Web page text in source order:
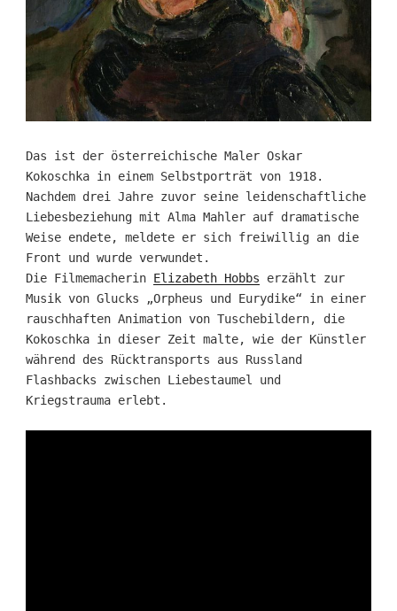
Das ist der österreichische Maler Oskar
Kokoschka in einem Selbstporträt von 1918.
Nachdem drei Jahre zuvor seine leidenschaftliche
Liebesbeziehung mit Alma Mahler auf dramatische
Weise endete, meldete er sich freiwillig an die
Front und wurde verwundet.
Die Filmemacherin Elizabeth Hobbs erzählt zur
Musik von Glucks „Orpheus und Eurydike“ in einer
rauschhaften Animation von Tuschebildern, die
Kokoschka in dieser Zeit malte, wie der Künstler
während des Rücktransports aus Russland
Flashbacks zwischen Liebestaumel und
Kriegstrauma erlebt.